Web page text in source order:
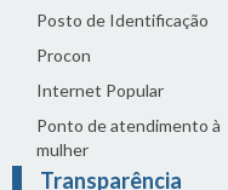
Posto de Identificação
Procon
Internet Popular
Ponto de atendimento à
mulher
Transparência